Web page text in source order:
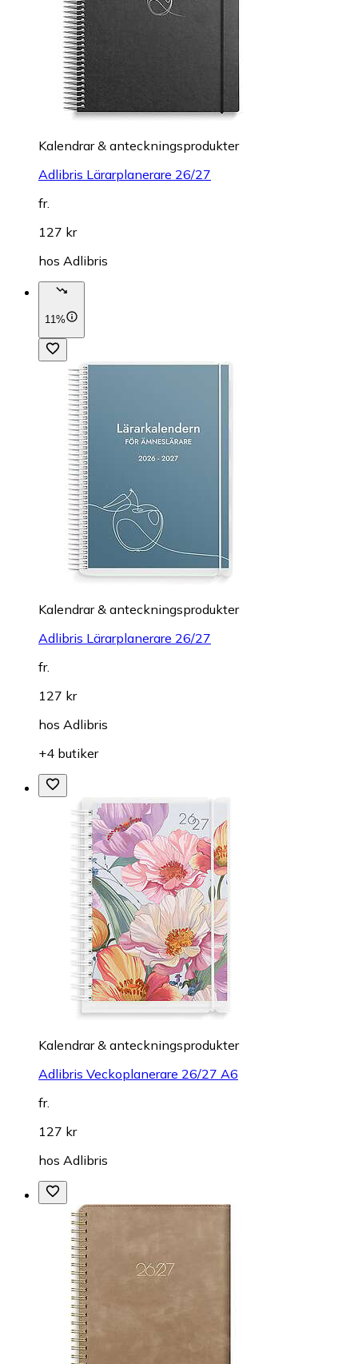
Kalendrar & anteckningsprodukter
Adlibris Lärarplanerare 26/27
fr.
127 kr
hos Adlibris
11%
Kalendrar & anteckningsprodukter
Adlibris Lärarplanerare 26/27
fr.
127 kr
hos Adlibris
+4 butiker
Kalendrar & anteckningsprodukter
Adlibris Veckoplanerare 26/27 A6
fr.
127 kr
hos Adlibris